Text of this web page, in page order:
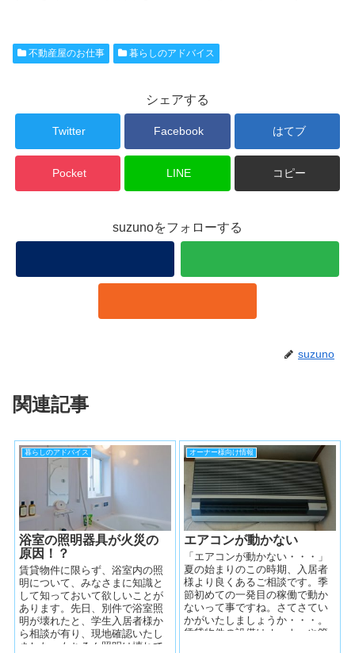
不動産屋のお仕事 暮らしのアドバイス
シェアする
Twitter Facebook はてブ
Pocket LINE コピー
suzunoをフォローする
suzuno
関連記事
暮らしのアドバイス
浴室の照明器具が火災の
原因！？
賃貸物件に限らず、浴室内の照
明について、みなさまに知識と
して知っておいて欲しいことが
あります。先日、別件で浴室照
明が壊れたと、学生入居者様か
ら相談が有り、現地確認いたし
ました。もちろん照明は壊れて
オーナー様向け情報
エアコンが動かない
「エアコンが動かない・・・」
夏の始まりのこの時期、入居者
様より良くあるご相談です。季
節初めての一発目の稼働で動か
ないって事ですね。さてさてい
かがいたしましょうか・・・。
賃貸物件の設備はオーナーや管